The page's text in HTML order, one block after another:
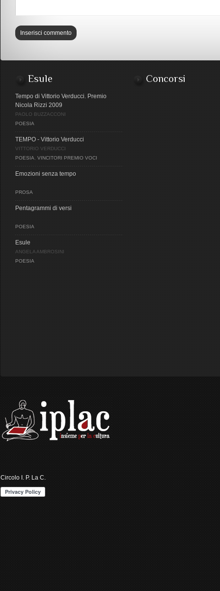
Esule
Tempo di Vittorio Verducci. Premio
Nicola Rizzi 2009
PAOLO BUZZACCONI
POESIA
TEMPO - Vittorio Verducci
VITTORIO VERDUCCI
POESIA
VINCITORI PREMIO VOCI
Emozioni senza tempo
PROSA
Pentagrammi di versi
POESIA
Esule
ANGELA AMBROSINI
POESIA
Concorsi
Circolo I. P. La C.